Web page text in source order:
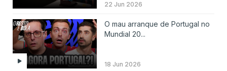
22 Jun 2026
O mau arranque de Portugal no
Mundial 20...
18 Jun 2026